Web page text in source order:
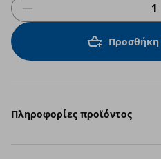
Προσθήκη
Πληροφορίες προϊόντος